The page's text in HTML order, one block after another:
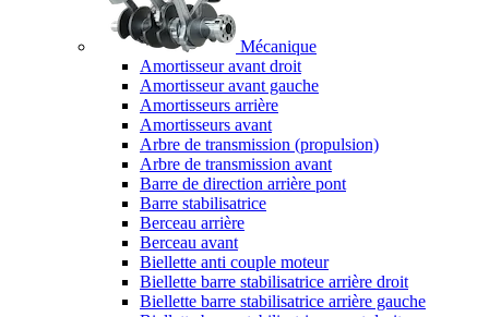
Mécanique
Amortisseur avant droit
Amortisseur avant gauche
Amortisseurs arrière
Amortisseurs avant
Arbre de transmission (propulsion)
Arbre de transmission avant
Barre de direction arrière pont
Barre stabilisatrice
Berceau arrière
Berceau avant
Biellette anti couple moteur
Biellette barre stabilisatrice arrière droit
Biellette barre stabilisatrice arrière gauche